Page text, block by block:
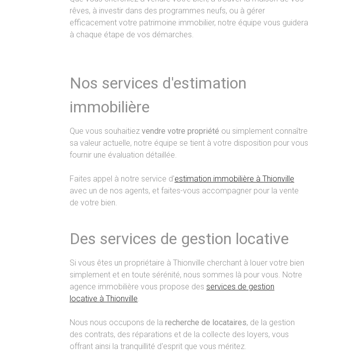
rêves, à investir dans des programmes neufs, ou à gérer
efficacement votre patrimoine immobilier, notre équipe vous guidera
à chaque étape de vos démarches.
Nos services d'estimation
immobilière
Que vous souhaitiez vendre votre propriété ou simplement connaître
sa valeur actuelle, notre équipe se tient à votre disposition pour vous
fournir une évaluation détaillée.
Faites appel à notre service d'estimation immobilière à Thionville
avec un de nos agents, et faites-vous accompagner pour la vente
de votre bien.
Des services de gestion locative
Si vous êtes un propriétaire à Thionville cherchant à louer votre bien
simplement et en toute sérénité, nous sommes là pour vous. Notre
agence immobilière vous propose des services de gestion
locative à Thionville.
Nous nous occupons de la recherche de locataires, de la gestion
des contrats, des réparations et de la collecte des loyers, vous
offrant ainsi la tranquillité d'esprit que vous méritez.